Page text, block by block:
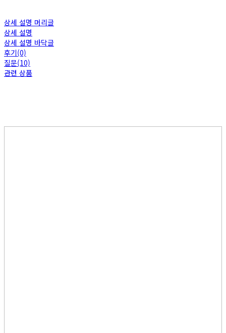
상세 설명 머리글
상세 설명
상세 설명 바닥글
후기(0)
질문(10)
관련 상품